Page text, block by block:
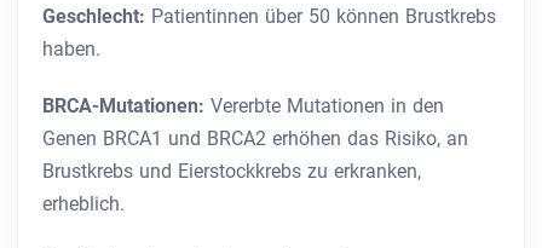
Geschlecht: Patientinnen über 50 können Brustkrebs
haben.
BRCA-Mutationen: Vererbte Mutationen in den
Genen BRCA1 und BRCA2 erhöhen das Risiko, an
Brustkrebs und Eierstockkrebs zu erkranken,
erheblich.